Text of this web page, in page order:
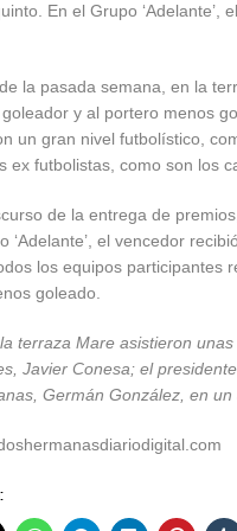
En el Grupo ‘Adelante’,
la pasada semana, en la
y al portero menos
un gran nivel futbolístico,
ex futbolistas, como son los
de la entrega de
‘Adelante’, el vencedor
los equipos participantes
goleado.
terraza Mare asistieron
Javier Conesa; el
Germán González, en